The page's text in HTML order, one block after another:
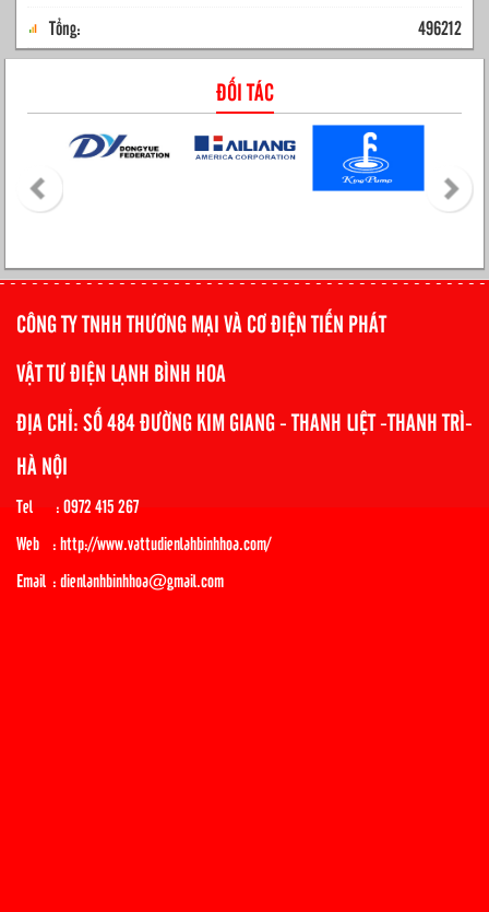
Tổng:
496212
ĐỐI TÁC
CÔNG TY TNHH THƯƠNG MẠI VÀ CƠ ĐIỆN TIẾN PHÁT
VẬT TƯ ĐIỆN LẠNH BÌNH HOA
ĐỊA CHỈ: SỐ 484 ĐƯỜNG KIM GIANG - THANH LIỆT -THANH TRÌ-
HÀ NỘI
Tel : 0972 415 267
Web : http://www.vattudienlahbinhhoa.com/
Email : dienlanhbinhhoa@gmail.com